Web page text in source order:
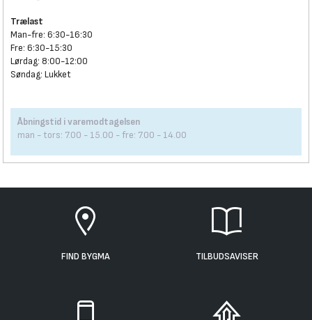
Trælast
Man-fre: 6:30-16:30
Fre: 6:30-15:30
Lørdag: 8:00-12:00
Søndag: Lukket
Åbningstid i varemodtagelsen
man - tors: 7.00 - 15.00 - fre: 7.00 - 14.00
FIND BYGMA TILBUDSAVISER